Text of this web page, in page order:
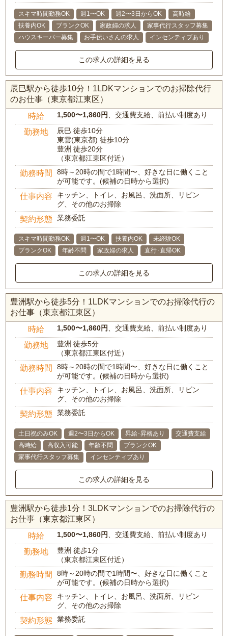
スキマ時間勤務OK 週1〜OK 週2〜3日からOK
高時給
扶養内OK
ブランクOK 家政婦の求人
家事代行スタッフ募集
ハウスキーパー募集
お手伝いさんの求人 インセンティブあり
この求人の詳細を見る
辰巳駅から徒歩10分！1LDKマンションでのお掃除代行
のお仕事（東京都江東区）
時給 1,500〜1,860円、交通費支給、前払い制度あり
勤務地
辰巳 徒歩10分
東雲(東京都) 徒歩10分
豊洲 徒歩20分
（東京都江東区付近）
勤務時間
8時～20時の間で1時間〜、好きな日に働くこと
が可能です。(候補の日時から選択)
仕事内容
キッチン、トイレ、お風呂、洗面所、リビン
グ、その他のお掃除
契約形態 業務委託
スキマ時間勤務OK 週1〜OK 扶養内OK
未経験OK
ブランクOK
年齢不問 家政婦の求人 直行･直帰OK
この求人の詳細を見る
豊洲駅から徒歩5分！1LDKマンションでのお掃除代行の
お仕事（東京都江東区）
時給 1,500〜1,860円、交通費支給、前払い制度あり
勤務地
豊洲 徒歩5分
（東京都江東区付近）
勤務時間
8時～20時の間で1時間〜、好きな日に働くこと
が可能です。(候補の日時から選択)
仕事内容
キッチン、トイレ、お風呂、洗面所、リビン
グ、その他のお掃除
契約形態 業務委託
土日祝のみOK 週2〜3日からOK 昇給･昇格あり
交通費支給
高時給
高収入可能 年齢不問
ブランクOK
家事代行スタッフ募集
インセンティブあり
この求人の詳細を見る
豊洲駅から徒歩1分！3LDKマンションでのお掃除代行の
お仕事（東京都江東区）
時給 1,500〜1,860円、交通費支給、前払い制度あり
勤務地
豊洲 徒歩1分
（東京都江東区付近）
勤務時間
8時～20時の間で1時間〜、好きな日に働くこと
が可能です。(候補の日時から選択)
仕事内容
キッチン、トイレ、お風呂、洗面所、リビン
グ、その他のお掃除
契約形態 業務委託